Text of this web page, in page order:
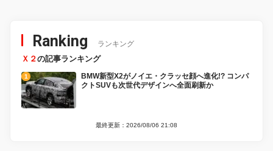
Ranking ランキング
Ｘ２の記事ランキング
BMW新型X2がノイエ・クラッセ顔へ進化!? コンパ
クトSUVも次世代デザインへ全面刷新か
最終更新：2026/08/06 21:08